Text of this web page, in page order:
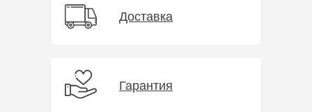
Гарантия
Доставка